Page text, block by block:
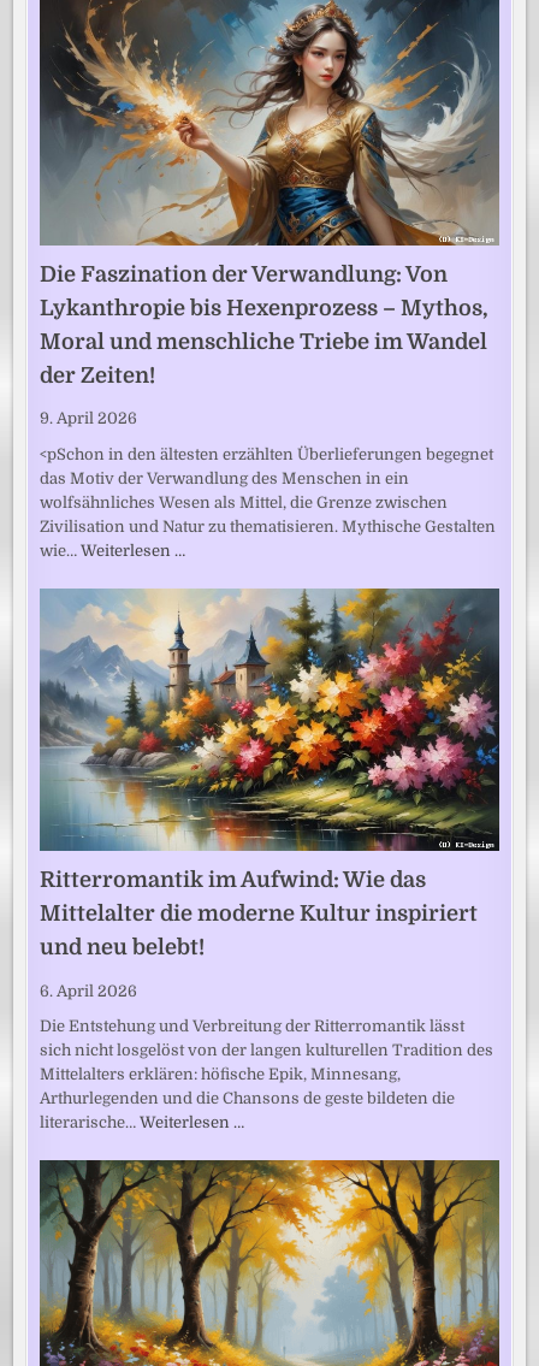
Die Faszination der Verwandlung: Von
Lykanthropie bis Hexenprozess – Mythos,
Moral und menschliche Triebe im Wandel
der Zeiten!
9. April 2026
<pSchon in den ältesten erzählten Überlieferungen begegnet
das Motiv der Verwandlung des Menschen in ein
wolfsähnliches Wesen als Mittel, die Grenze zwischen
Zivilisation und Natur zu thematisieren. Mythische Gestalten
wie…Weiterlesen …
Ritterromantik im Aufwind: Wie das
Mittelalter die moderne Kultur inspiriert
und neu belebt!
6. April 2026
Die Entstehung und Verbreitung der Ritterromantik lässt
sich nicht losgelöst von der langen kulturellen Tradition des
Mittelalters erklären: höfische Epik, Minnesang,
Arthurlegenden und die Chansons de geste bildeten die
literarische…Weiterlesen …